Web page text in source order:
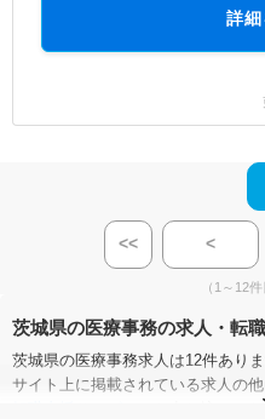
詳
<< <
（1～12
茨城県の医療事務の求人・転
茨城県の医療事務求人は12件あり
サイト上に掲載されている求人の他
にお申し込みい